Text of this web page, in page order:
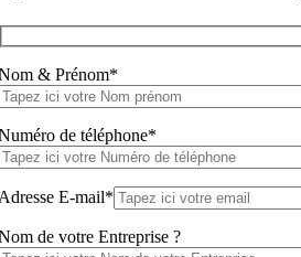
& Prénom*
de téléphone*
E-mail*
de votre Entreprise ?